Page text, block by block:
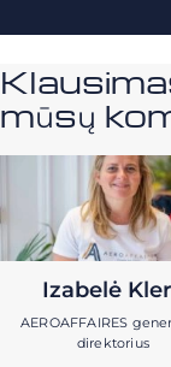
mūsų
Izabelė
AEROAFFAIRES
direktorius